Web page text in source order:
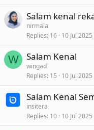
Salam kenal
nirmala
Replies 16 10 Jul 2025
W Salam Kenal
wingad
Replies 15 10 Jul 2025
Salam Kenal
insitera
Replies 10 10 Jul 2025